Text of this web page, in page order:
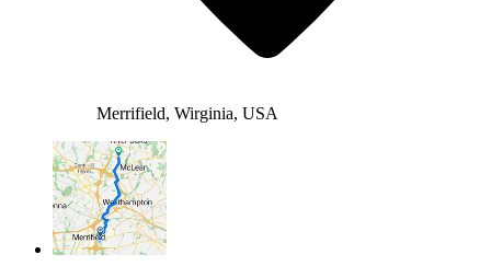
Merrifield, Wirginia, USA